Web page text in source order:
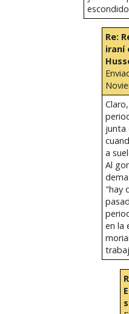
Re:
iraní
junta
a
Al
"hay
en la